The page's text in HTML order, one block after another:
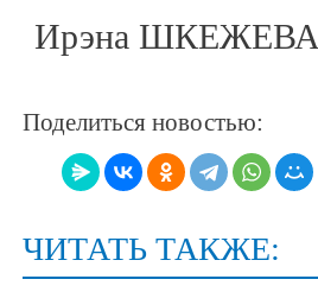
Ирэна ШКЕЖЕВА
Поделиться новостью:
ЧИТАТЬ ТАКЖЕ: